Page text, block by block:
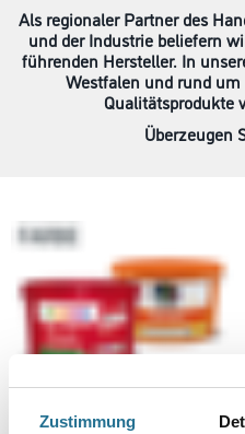
Zustimmung
Als regionaler Partner des
und der Industrie beliefern
führenden Hersteller. In
Westfalen und rund
Qualitätsprodukte
Überzeugen